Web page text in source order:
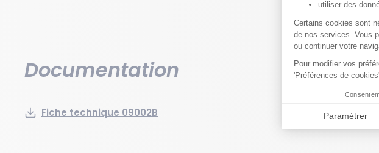
Documentation
Fiche technique 09002B